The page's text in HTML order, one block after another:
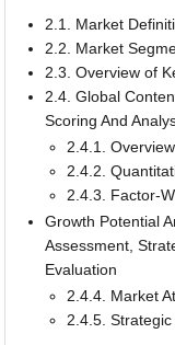
2.1. Market
2.2. Market
2.3. Overview of
2.4. Global
Scoring And
2.4.1.
2.4.2.
2.4.3. Factor-
Growth Potential
Assessment,
Evaluation
2.4.4. Market
2.4.5.